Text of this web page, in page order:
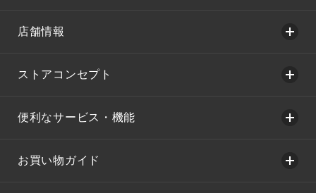
店舗情報
ストアコンセプト
便利なサービス・機能
お買い物ガイド